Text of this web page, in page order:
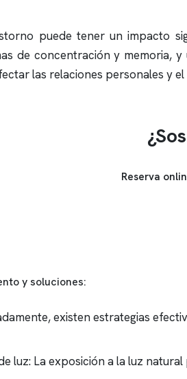
puede tener un impacto
de concentración y memoria,
las relaciones personales y
Reserva
y soluciones:
existen estrategias
luz: La exposición a la luz